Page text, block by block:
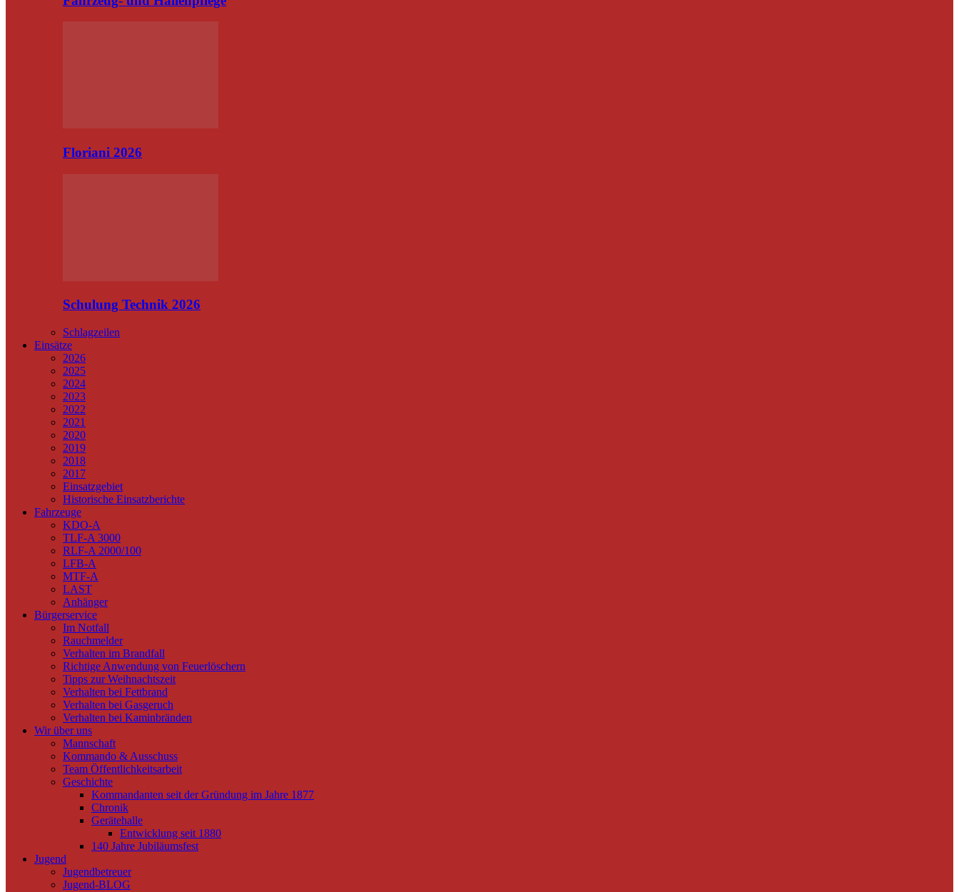
Floriani 2026
Schulung Technik 2026
Schlagzeilen
Einsätze
2026
2025
2024
2023
2022
2021
2020
2019
2018
2017
Einsatzgebiet
Historische Einsatzberichte
Fahrzeuge
KDO-A
TLF-A 3000
RLF-A 2000/100
LFB-A
MTF-A
LAST
Anhänger
Bürgerservice
Im Notfall
Rauchmelder
Verhalten im Brandfall
Richtige Anwendung von Feuerlöschern
Tipps zur Weihnachtszeit
Verhalten bei Fettbrand
Verhalten bei Gasgeruch
Verhalten bei Kaminbränden
Wir über uns
Mannschaft
Kommando & Ausschuss
Team Öffentlichkeitsarbeit
Geschichte
Kommandanten seit der Gründung im Jahre 1877
Chronik
Gerätehalle
Entwicklung seit 1880
140 Jahre Jubiläumsfest
Jugend
Jugendbetreuer
Jugend-BLOG